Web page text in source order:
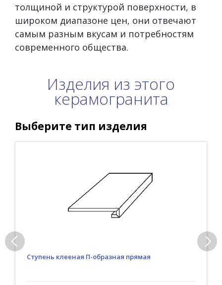
толщиной и структурой поверхности, в
широком диапазоне цен, они отвечают
самым разным вкусам и потребностям
современного общества.
Изделия из этого
керамогранита
Выберите тип изделия
Ступень клееная П-образная прямая